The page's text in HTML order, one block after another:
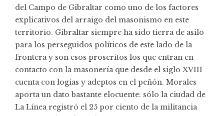
del Campo de Gibraltar como uno de los factores
explicativos del arraigo del masonismo en este
territorio. Gibraltar siempre ha sido tierra de asilo
para los perseguidos políticos de este lado de la
frontera y son esos proscritos los que entran en
contacto con la masonería que desde el siglo XVIII
cuenta con logias y adeptos en el peñón. Morales
aporta un dato bastante elocuente: sólo la ciudad de
La Línea registró el 25 por ciento de la militancia